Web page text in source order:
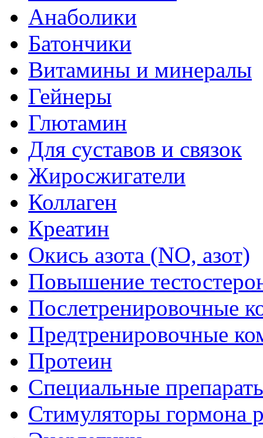
Анаболики
Батончики
Витамины и минералы
Гейнеры
Глютамин
Для суставов и связок
Жиросжигатели
Коллаген
Креатин
Окись азота (NO, азот)
Повышение
Послетренировочные
Предтренировочные
Протеин
Специальные
Стимуляторы гормона